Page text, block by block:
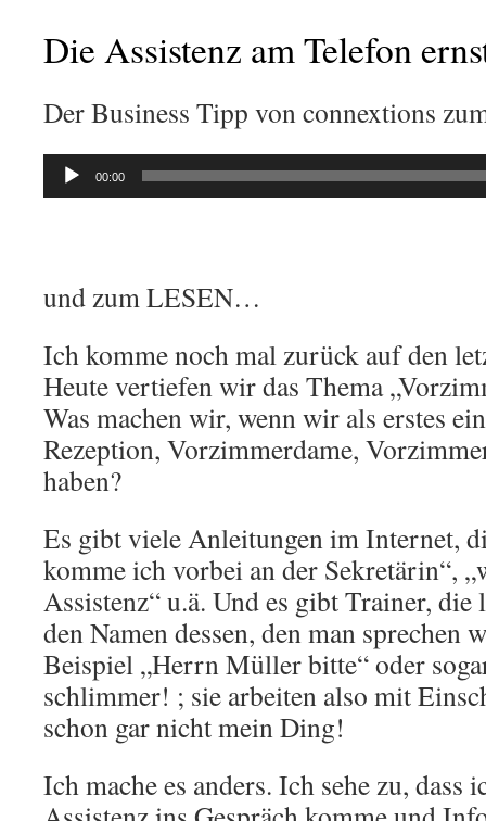
Die Assistenz am Telefon
Der Business Tipp von connextions
Audio-
00:00
und zum LESEN…
Ich komme noch mal zurück auf den
Heute vertiefen wir das Thema
Was machen wir, wenn wir als erstes
Rezeption, Vorzimmerdame,
haben?
Es gibt viele Anleitungen im Internet,
komme ich vorbei an der Sekretärin“,
Assistenz“ u.ä. Und es gibt Trainer, die
den Namen dessen, den man sprechen
Beispiel „Herrn Müller bitte“ oder
schlimmer! ; sie arbeiten also mit
schon gar nicht mein Ding!
Ich mache es anders. Ich sehe zu, dass